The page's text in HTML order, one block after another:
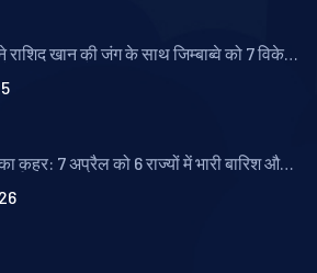
राशिद खान की जंग के साथ जिम्बाब्वे को 7 विकेट
का कहर: 7 अप्रैल को 6 राज्यों में भारी बारिश और